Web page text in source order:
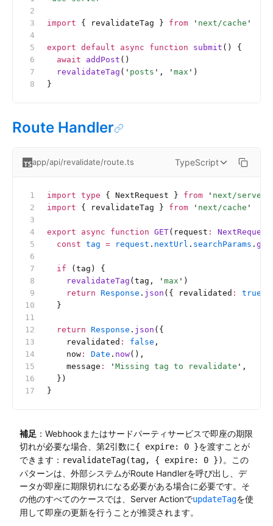
import { revalidateTag } from ' next/cache '
export default async function submit () {
  await
addPost ()
  revalidateTag
( ' posts ' , ' max ' )
}
Route Handler
app/api/revalidate/route.ts TypeScript
import type { NextRequest } from ' next/server
import { revalidateTag } from ' next/cache '
export async function GET(request : NextRequest
  const
tag = request . nextUrl . searchParams . get
  if
(tag) {
    revalidateTag
(tag, ' max ' )
    return
Response . json ({ revalidated : true
  }
  return
Response . json ({
    revalidated
: false ,
    now
: Date . now(),
    message
: ' Missing tag to revalidate ' ,
  })
}
補足 ：Webhookまたはサードパーティサービスで即座の期限
切れが必要な場合、第2引数に{ expire: 0 }を渡すことが
できます： revalidateTag(tag, { expire: 0 }) 。この
パターンは、外部システムがRoute Handlerを呼び出し、デ
ータが即座に期限切れになる必要がある場合に必要です。そ
の他のすべてのケースでは、Server ActionでupdateTagを使
用して即座の更新を行うことが推奨されます。